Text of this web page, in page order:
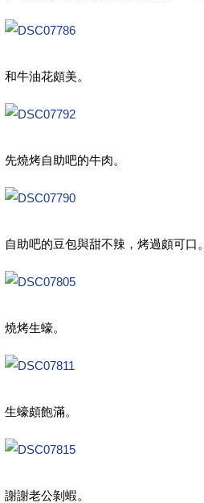
和牛油花頗美。
先燒烤自助吧的牛肉。
自助吧的豆包與甜不辣，烤過頗可口。
燒烤生蠔。
生蠔頗飽滿。
謝謝老公剝蝦。